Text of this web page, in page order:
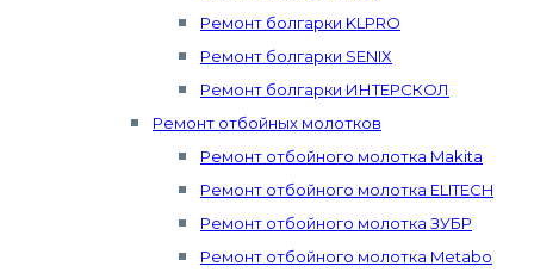
Ремонт болгарки KLPRO
Ремонт болгарки SENIX
Ремонт болгарки ИНТЕРСКОЛ
Ремонт отбойных молотков
Ремонт отбойного молотка Makita
Ремонт отбойного молотка ELITECH
Ремонт отбойного молотка ЗУБР
Ремонт отбойного молотка Metabo